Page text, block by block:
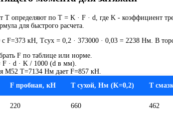
T определяют по T = K · F · d, где K - коэффициент
для быстрого расчета.
F=373 кН, Tсух = 0,2 · 373000 · 0,03 = 2238 Нм. В
F по таблице или норме.
· d · K / 1000 (d в мм).
M52 T=7134 Нм дает F=857 кН.
F пробная, кН T сухой, Нм (K=0,2) T
220 660 462